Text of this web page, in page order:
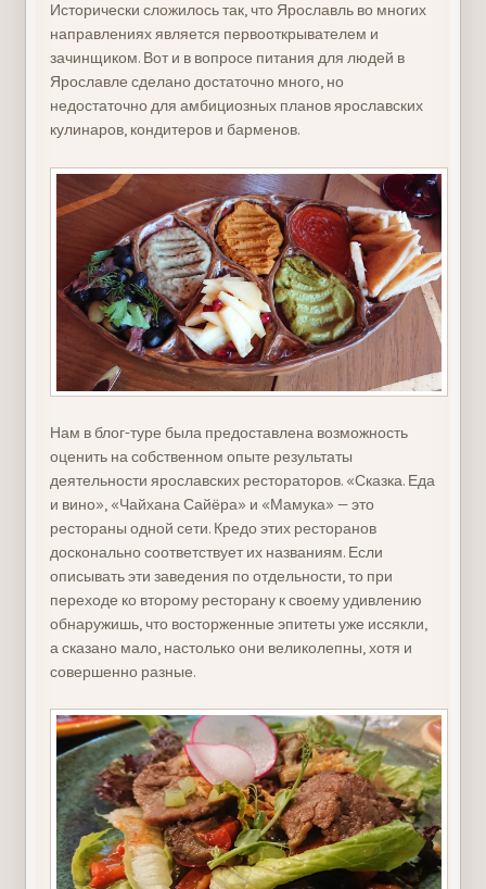
Исторически сложилось так, что Ярославль во многих
направлениях является первооткрывателем и
зачинщиком. Вот и в вопросе питания для людей в
Ярославле сделано достаточно много, но
недостаточно для амбициозных планов ярославских
кулинаров, кондитеров и барменов.
Нам в блог-туре была предоставлена возможность
оценить на собственном опыте результаты
деятельности ярославских рестораторов. «Сказка. Еда
и вино», «Чайхана Сайёра» и «Мамука» — это
рестораны одной сети. Кредо этих ресторанов
досконально соответствует их названиям. Если
описывать эти заведения по отдельности, то при
переходе ко второму ресторану к своему удивлению
обнаружишь, что восторженные эпитеты уже иссякли,
а сказано мало, настолько они великолепны, хотя и
совершенно разные.